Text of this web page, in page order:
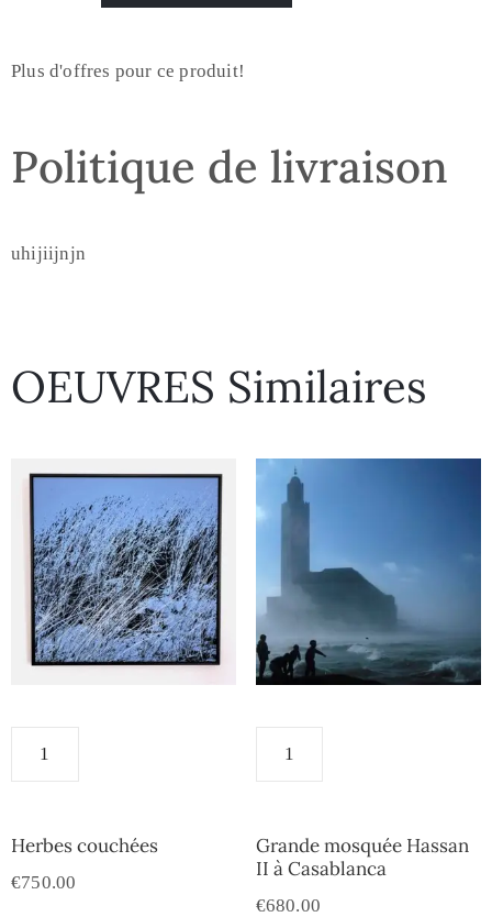
Plus d'offres pour ce produit!
Politique de livraison
uhijiijnjn
OEUVRES Similaires
Herbes couchées
€750.00
Grande mosquée Hassan
II à Casablanca
€680.00